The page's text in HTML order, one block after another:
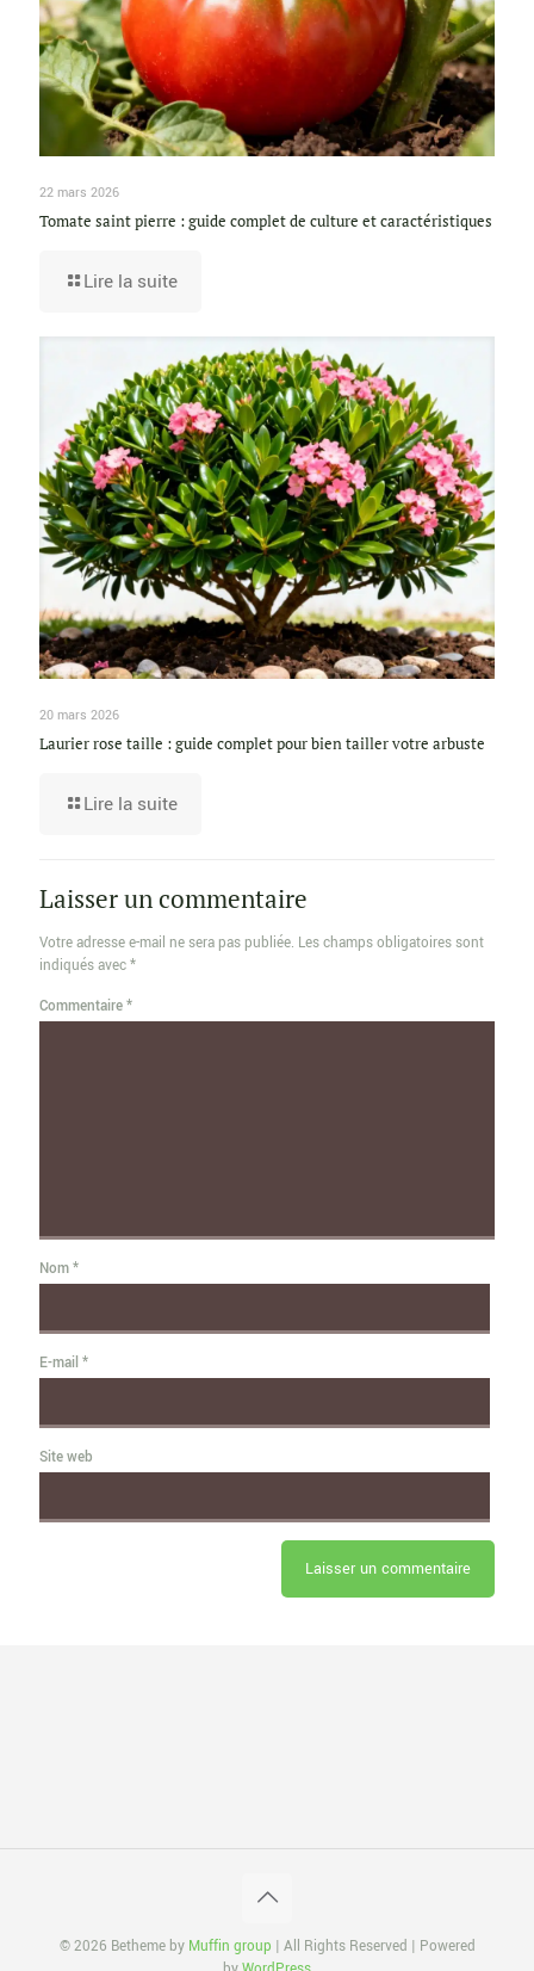
22 mars 2026
Tomate saint pierre : guide complet de culture et caractéristiques
Lire la suite
20 mars 2026
Laurier rose taille : guide complet pour bien tailler votre arbuste
Lire la suite
Laisser un commentaire
Votre adresse e-mail ne sera pas publiée. Les champs obligatoires sont
indiqués avec*
Commentaire*
Nom*
E-mail *
Site web
© 2026 Betheme by Muffin group | All Rights Reserved | Powered